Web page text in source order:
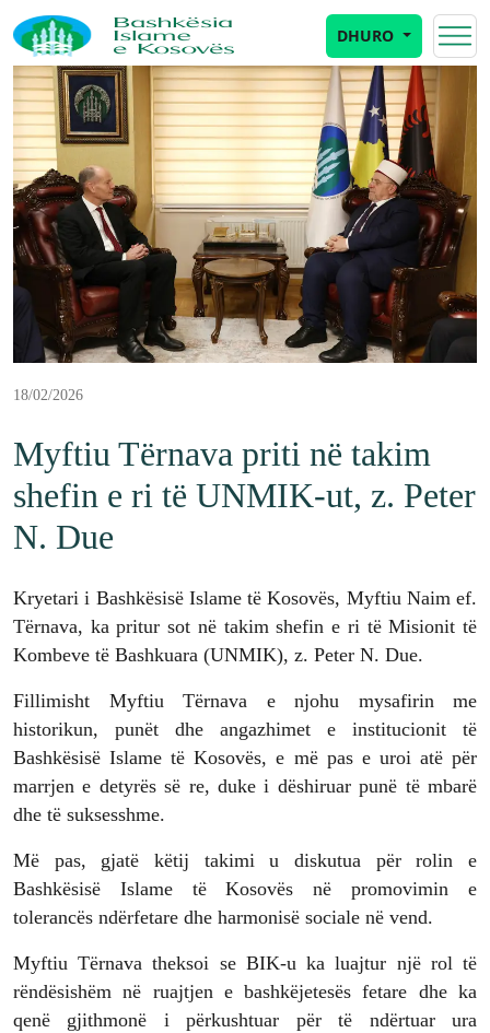
DHURO
18/02/2026
Myftiu Tërnava priti në takim
shefin e ri të UNMIK-ut, z. Peter
N. Due
Kryetari i Bashkësisë Islame të Kosovës, Myftiu Naim ef.
Tërnava, ka pritur sot në takim shefin e ri të Misionit të
Kombeve të Bashkuara (UNMIK), z. Peter N. Due.
Fillimisht Myftiu Tërnava e njohu mysafirin me
historikun, punët dhe angazhimet e institucionit të
Bashkësisë Islame të Kosovës, e më pas e uroi atë për
marrjen e detyrës së re, duke i dëshiruar punë të mbarë
dhe të suksesshme.
Më pas, gjatë këtij takimi u diskutua për rolin e
Bashkësisë Islame të Kosovës në promovimin e
tolerancës ndërfetare dhe harmonisë sociale në vend.
Myftiu Tërnava theksoi se BIK-u ka luajtur një rol të
rëndësishëm në ruajtjen e bashkëjetesës fetare dhe ka
qenë gjithmonë i përkushtuar për të ndërtuar ura